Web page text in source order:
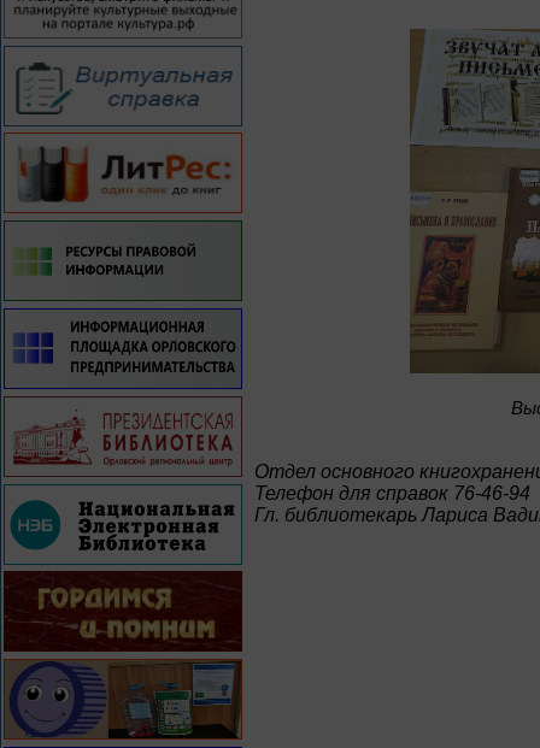
Отдел основного
Телефон для справок 76-46-94
Гл. библиотекарь Лариса